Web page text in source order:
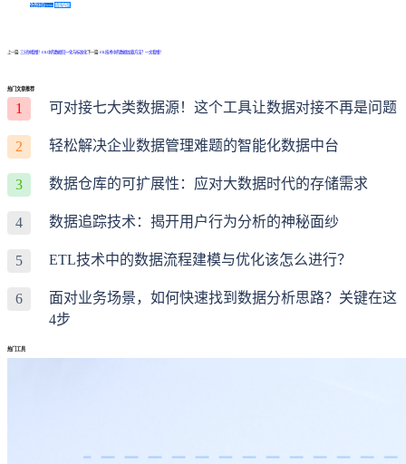
免费体验Demo 咨询方案
上一篇: 三分钟看懂！ETL中的数据归一化与标准化下一篇: ETL技术中的数据加载方法？一文看懂！
热门文章推荐
1 可对接七大类数据源！这个工具让数据对接不再是问题
2 轻松解决企业数据管理难题的智能化数据中台
3 数据仓库的可扩展性：应对大数据时代的存储需求
4 数据追踪技术：揭开用户行为分析的神秘面纱
5 ETL技术中的数据流程建模与优化该怎么进行？
6
面对业务场景，如何快速找到数据分析思路？关键在这
4步
热门工具